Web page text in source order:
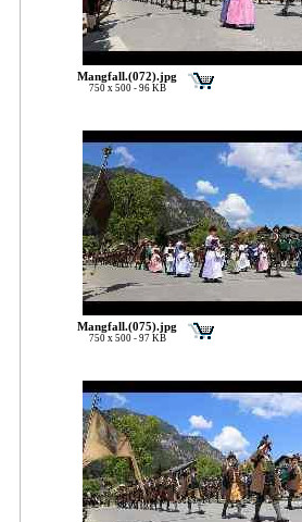
Mangfall.(072).jpg
750 x 500 - 96 KB
Mangfall.(075).jpg
750 x 500 - 97 KB